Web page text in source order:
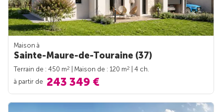
Maison à
Sainte-Maure-de-Touraine (37)
Terrain de : 450 m2 | Maison de : 120 m2
| 4 ch.
à partir de 243 349 €